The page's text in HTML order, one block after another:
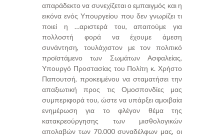
απαράδεκτο να συνεχίζεται ο εμπαιγμός και η
εικόνα ενός Υπουργείου που δεν γνωρίζει τι
ποιεί η …αριστερά του, απαιτούμε για
πολλοστή φορά να έχουμε άμεση
συνάντηση, τουλάχιστον με τον πολιτικό
προϊστάμενο των Σωμάτων Ασφαλείας,
Υπουργό Προστασίας του Πολίτη κ. Χρήστο
Παπουτσή, προκειμένου να σταματήσει την
απαξιωτική προς τις Ομοσπονδίες μας
συμπεριφορά του, ώστε να υπάρξει αμοιβαία
ενημέρωση για το φλέγον θέμα της
κατακρεούργησης των μισθολογικών
απολαβών των 70.000 συναδέλφων μας, οι